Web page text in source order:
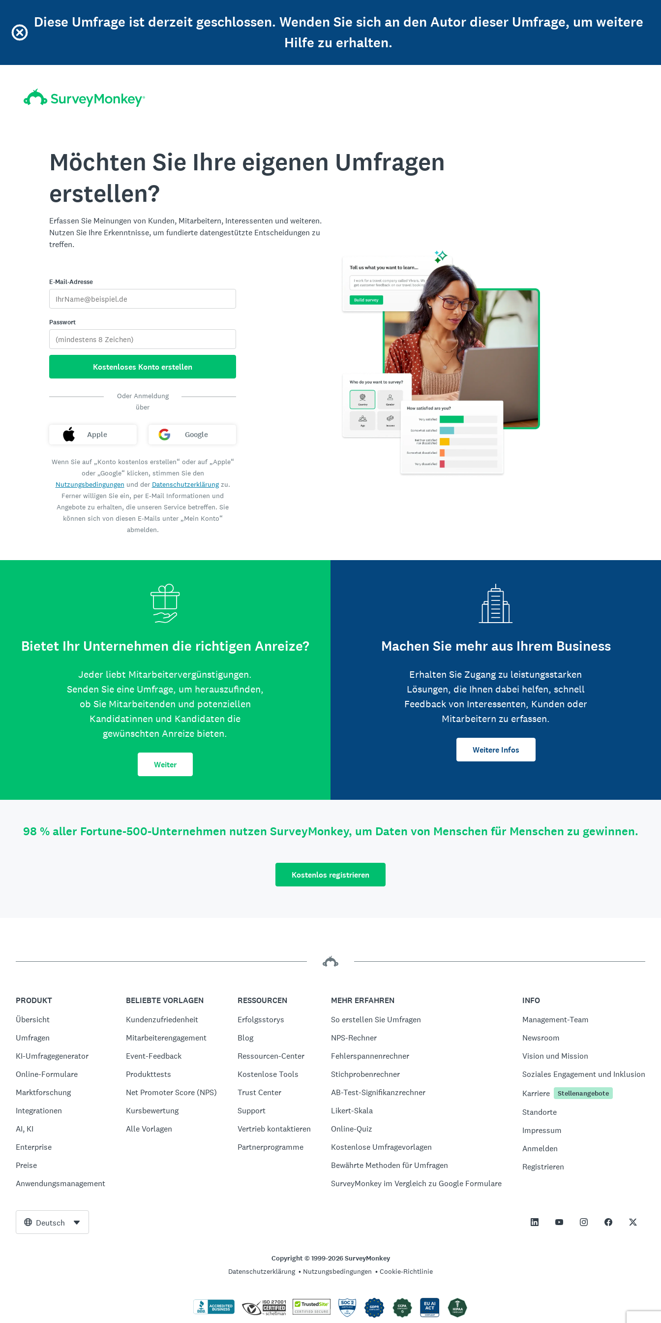
Diese Umfrage ist derzeit geschlossen. Wenden Sie sich an den Autor dieser Umfrage, um weitere
Hilfe zu erhalten.
Möchten Sie Ihre eigenen Umfragen
erstellen?
Erfassen Sie Meinungen von Kunden, Mitarbeitern, Interessenten und weiteren.
Nutzen Sie Ihre Erkenntnisse, um fundierte datengestützte Entscheidungen zu
treffen.
E-Mail-Adresse
Passwort
Kostenloses Konto erstellen
Oder Anmeldung
über
Apple Google
Wenn Sie auf „Konto kostenlos erstellen“ oder auf „Apple“
oder „Google“ klicken, stimmen Sie den
Nutzungsbedingungen und der Datenschutzerklärungzu.
Ferner willigen Sie ein, per E-Mail Informationen und
Angebote zu erhalten, die unseren Service betreffen. Sie
können sich von diesen E-Mails unter „Mein Konto“
abmelden.
Bietet Ihr Unternehmen die richtigen Anreize?
Jeder liebt Mitarbeitervergünstigungen.
Senden Sie eine Umfrage, um herauszufinden,
ob Sie Mitarbeitenden und potenziellen
Kandidatinnen und Kandidaten die
gewünschten Anreize bieten.
Weiter
Machen Sie mehr aus Ihrem Business
Erhalten Sie Zugang zu leistungsstarken
Lösungen, die Ihnen dabei helfen, schnell
Feedback von Interessenten, Kunden oder
Mitarbeitern zu erfassen.
Weitere Infos
98 % aller Fortune-500-Unternehmen nutzen SurveyMonkey, um Daten von Menschen für Menschen zu gewinnen.
Kostenlos registrieren
PRODUKT
Übersicht
Umfragen
KI-Umfragegenerator
Online-Formulare
Marktforschung
Integrationen
AI, KI
Enterprise
Preise
Anwendungsmanagement
BELIEBTE VORLAGEN
Kundenzufriedenheit
Mitarbeiterengagement
Event-Feedback
Produkttests
Net Promoter Score (NPS)
Kursbewertung
Alle Vorlagen
RESSOURCEN
Erfolgsstorys
Blog
Ressourcen-Center
Kostenlose Tools
Trust Center
Support
Vertrieb kontaktieren
Partnerprogramme
MEHR ERFAHREN
So erstellen Sie Umfragen
NPS-Rechner
Fehlerspannenrechner
Stichprobenrechner
AB-Test-Signifikanzrechner
Likert-Skala
Online-Quiz
Kostenlose Umfragevorlagen
Bewährte Methoden für Umfragen
SurveyMonkey im Vergleich zu Google Formulare
INFO
Management-Team
Newsroom
Vision und Mission
Soziales Engagement und Inklusion
Karriere
Stellenangebote
Standorte
Impressum
Anmelden
Registrieren
Deutsch
Copyright © 1999-2026 SurveyMonkey
Datenschutzerklärung Nutzungsbedingungen Cookie-Richtlinie